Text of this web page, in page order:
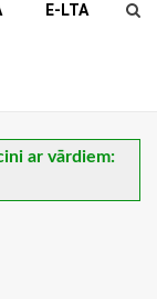
E-LTA
ar vārdiem: